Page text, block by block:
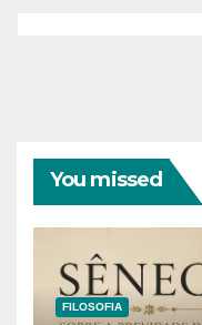
You missed
FILOSOFIA